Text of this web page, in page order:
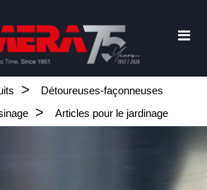
Détoureuses-façonneuses
Articles pour le jardinage